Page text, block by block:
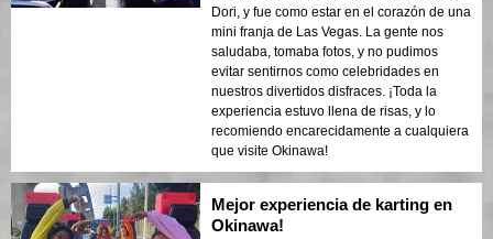
Dori, y fue como estar en el corazón de una
mini franja de Las Vegas. La gente nos
saludaba, tomaba fotos, y no pudimos
evitar sentirnos como celebridades en
nuestros divertidos disfraces. ¡Toda la
experiencia estuvo llena de risas, y lo
recomiendo encarecidamente a cualquiera
que visite Okinawa!
Mejor experiencia de karting en
Okinawa!